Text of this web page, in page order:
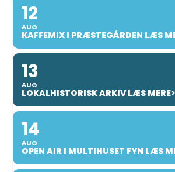
12
AUG
KAFFEMIX I PRÆSTEGÅRDEN LÆS
13
AUG
LOKALHISTORISK ARKIV LÆS
14
AUG
OPEN AIR I MULTIHUSET FYN LÆS